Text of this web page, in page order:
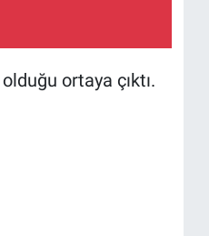
ortaya çıktı.